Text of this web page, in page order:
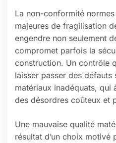
La non-conformité
majeures de fragilisation
engendre non seulement
compromet parfois la
construction. Un contrôle
laisser passer des défauts
matériaux inadéquats, qui
des désordres coûteux et
Une mauvaise qualité
résultat d’un choix motivé